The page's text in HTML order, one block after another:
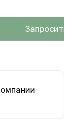
Запросить